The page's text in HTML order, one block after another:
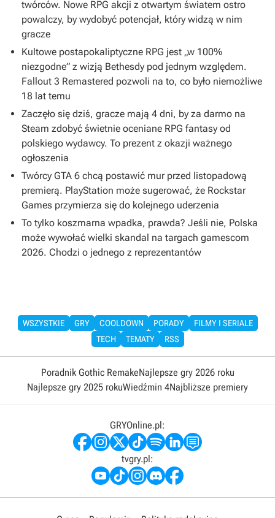
twórców. Nowe RPG akcji z otwartym światem ostro
powalczy, by wydobyć potencjał, który widzą w nim
gracze
Kultowe postapokaliptyczne RPG jest „w 100%
niezgodne” z wizją Bethesdy pod jednym względem.
Fallout 3 Remastered pozwoli na to, co było niemożliwe
18 lat temu
Zaczęło się dziś, gracze mają 4 dni, by za darmo na
Steam zdobyć świetnie oceniane RPG fantasy od
polskiego wydawcy. To prezent z okazji ważnego
ogłoszenia
Twórcy GTA 6 chcą postawić mur przed listopadową
premierą. PlayStation może sugerować, że Rockstar
Games przymierza się do kolejnego uderzenia
To tylko koszmarna wpadka, prawda? Jeśli nie, Polska
może wywołać wielki skandal na targach gamescom
2026. Chodzi o jednego z reprezentantów
WSZYSTKIE GRY COOLDOWN PORADY
FILMY I SERIALE
TECH
TEMATY RSS
Poradnik Gothic RemakeNajlepsze gry 2026 roku
Najlepsze gry 2025 rokuWiedźmin 4Najbliższe premiery
GRYOnline.pl:
tvgry.pl: